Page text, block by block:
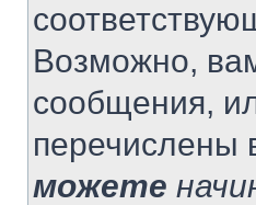
Возможно,
сообщения,
перечислены
можете